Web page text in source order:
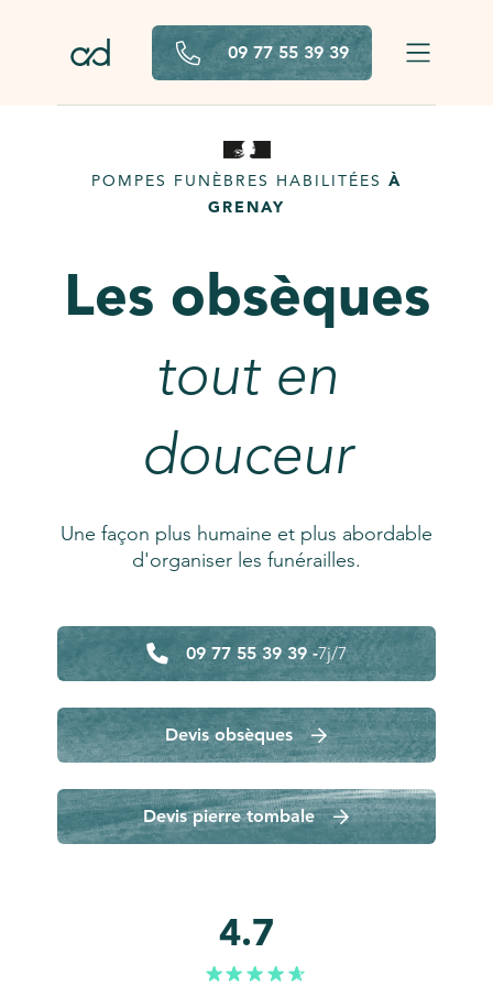
09 77 55 39 39
POMPES FUNÈBRES HABILITÉES À
GRENAY
Les obsèques
tout en
douceur
Une façon plus humaine et plus abordable
d'organiser les funérailles.
09 77 55 39 39 -7j/7
Devis obsèques
Devis pierre tombale
4.7